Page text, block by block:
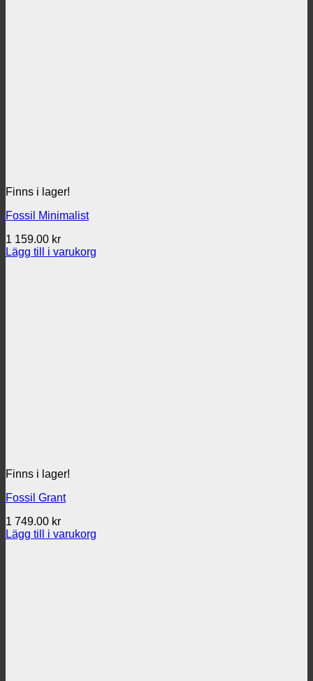
Finns i lager!
Fossil Minimalist
1 159.00 kr
Lägg till i varukorg
Finns i lager!
Fossil Grant
1 749.00 kr
Lägg till i varukorg